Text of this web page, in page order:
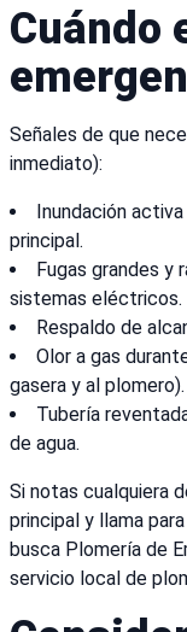
Cuándo
Señales de que
inmediato):
Inundación
principal.
Fugas grandes y
sistemas eléctricos.
Respaldo de
Olor a gas
gasera y al plomero).
Tubería
de agua.
Si notas cualquiera
principal y llama
busca Plomería de
servicio local de